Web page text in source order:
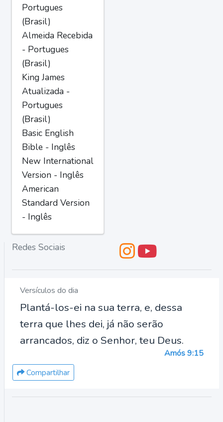
Portugues
(Brasil)
Almeida Recebida
- Portugues
(Brasil)
King James
Atualizada -
Portugues
(Brasil)
Basic English
Bible - Inglês
New International
Version - Inglês
American
Standard Version
- Inglês
Redes Sociais
Versículos do dia
Plantá-los-ei na sua terra, e, dessa
terra que lhes dei, já não serão
arrancados, diz o Senhor, teu Deus.
Amós 9:15
Compartilhar